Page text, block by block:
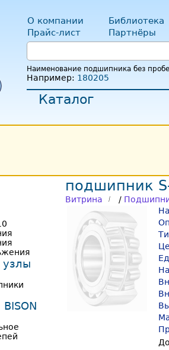
О компании Библиотека
Прайс-лист
Партнёры
Наименование подшипника без
Например: 180205
Каталог
подшипник
Витрина /